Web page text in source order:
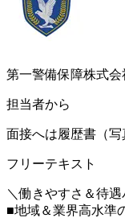
第一警備保障株式会
担当者から
面接へは履歴書（写
フリーテキスト
＼働きやすさ＆待
■地域＆業界高水準